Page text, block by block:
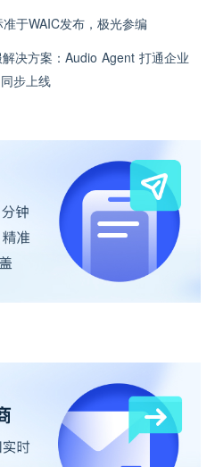
于WAIC发布，极光参编
决方案：Audio Agent 打通企业
步上线